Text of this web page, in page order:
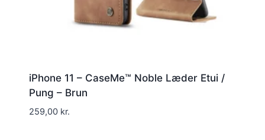
iPhone 11 – CaseMe™ Noble Læder Etui /
Pung – Brun
259,00 kr.